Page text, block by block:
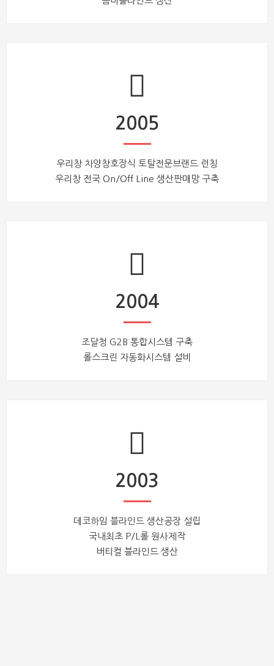
2005
우리창 차양창호장식 토탈전문브랜드 런칭
우리창 전국 On/Off Line 생산판매망 구축
2004
조달청 G2B 통합시스템 구축
롤스크린 자동화시스템 설비
2003
데코하임 블라인드 생산공장 설립
국내최초 P/L롤 원사제작
버티컬 블라인드 생산